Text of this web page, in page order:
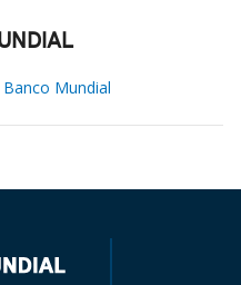
Mundial